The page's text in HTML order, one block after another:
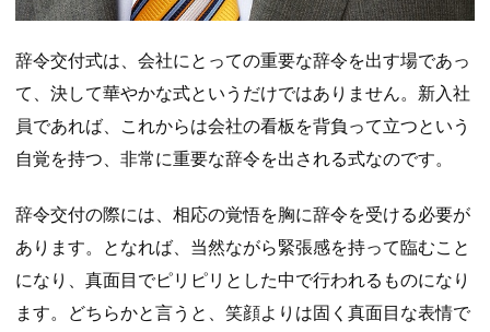
辞令交付式は、会社にとっての重要な辞令を出す場であっ
て、決して華やかな式というだけではありません。新入社
員であれば、これからは会社の看板を背負って立つという
自覚を持つ、非常に重要な辞令を出される式なのです。
辞令交付の際には、相応の覚悟を胸に辞令を受ける必要が
あります。となれば、当然ながら緊張感を持って臨むこと
になり、真面目でピリピリとした中で行われるものになり
ます。どちらかと言うと、笑顔よりは固く真面目な表情で